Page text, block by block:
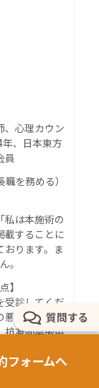
、心理カウン
、日本東方
員
を務める）
私は本施術の
載することに
おります。ま
。
】
受診してくだ
悪化、高熱、
抗凝固薬服用
る方は施術
。
フォームへ
質問する